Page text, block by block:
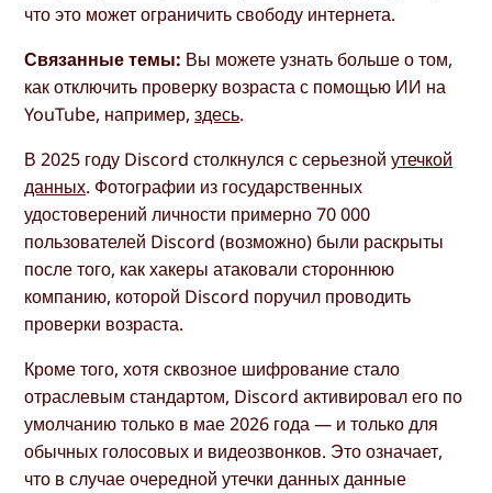
что это может ограничить свободу интернета.
Связанные темы: Вы можете узнать больше о том,
как отключить проверку возраста с помощью ИИ на
YouTube, например,здесь.
В 2025 году Discord столкнулся с серьезнойутечкой
данных. Фотографии из государственных
удостоверений личности примерно 70 000
пользователей Discord (возможно) были раскрыты
после того, как хакеры атаковали стороннюю
компанию, которой Discord поручил проводить
проверки возраста.
Кроме того, хотя сквозное шифрование стало
отраслевым стандартом, Discord активировал его по
умолчанию только в мае 2026 года — и только для
обычных голосовых и видеозвонков. Это означает,
что в случае очередной утечки данных данные